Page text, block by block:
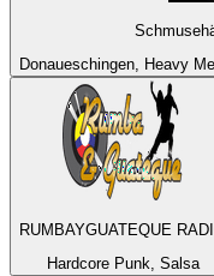
Donaueschingen, Heavy
RUMBAYGUATEQUE
Hardcore Punk, Salsa